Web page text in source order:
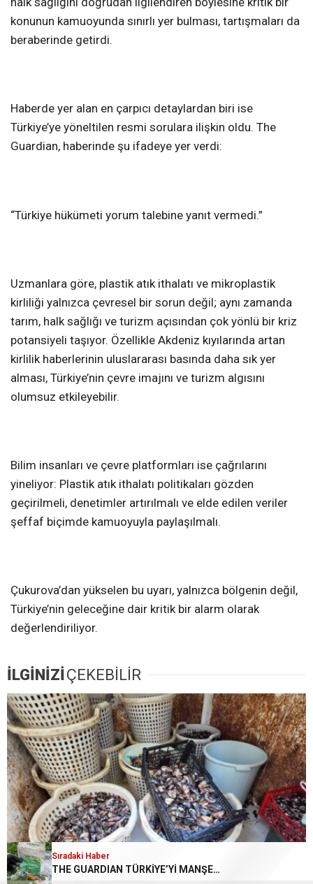
Sıradaki Haber
THE GUARDIAN TÜRKİYE’Yİ MANŞETE TAŞIDI
konunun kamuoyunda sınırlı yer bulması, tartışmaları da
beraberinde getirdi.
Haberde yer alan en çarpıcı detaylardan biri ise
Türkiye’ye yöneltilen resmi sorulara ilişkin oldu. The
Guardian, haberinde şu ifadeye yer verdi:
“Türkiye hükümeti yorum talebine yanıt vermedi.”
Uzmanlara göre, plastik atık ithalatı ve mikroplastik
kirliliği yalnızca çevresel bir sorun değil; aynı zamanda
tarım, halk sağlığı ve turizm açısından çok yönlü bir kriz
potansiyeli taşıyor. Özellikle Akdeniz kıyılarında artan
kirlilik haberlerinin uluslararası basında daha sık yer
alması, Türkiye’nin çevre imajını ve turizm algısını
olumsuz etkileyebilir.
Bilim insanları ve çevre platformları ise çağrılarını
yineliyor: Plastik atık ithalatı politikaları gözden
geçirilmeli, denetimler artırılmalı ve elde edilen veriler
şeffaf biçimde kamuoyuyla paylaşılmalı.
Çukurova’dan yükselen bu uyarı, yalnızca bölgenin değil,
Türkiye’nin geleceğine dair kritik bir alarm olarak
değerlendiriliyor.
İLGİNİZİ ÇEKEBİLİR
Akdeniz’de 200 Kilo Bozulmuş Midye Dolması Ele